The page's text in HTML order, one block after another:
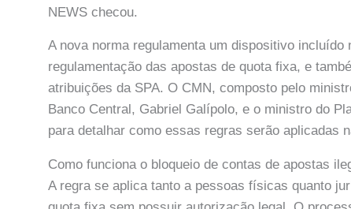
NEWS checou.
A nova norma regulamenta um dispositivo incluído
regulamentação das apostas de quota fixa, e
atribuições da SPA. O CMN, composto pelo
Banco Central, Gabriel Galípolo, e o ministro do
para detalhar como essas regras serão aplicadas
Como funciona o bloqueio de contas de apostas
A regra se aplica tanto a pessoas físicas quanto